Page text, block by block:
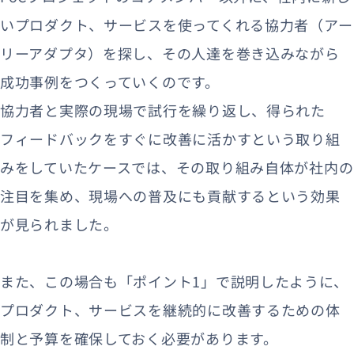
いプロダクト、サービスを使ってくれる協力者（アー
リーアダプタ）を探し、その人達を巻き込みながら
成功事例をつくっていくのです。
協力者と実際の現場で試行を繰り返し、得られた
フィードバックをすぐに改善に活かすという取り組
みをしていたケースでは、その取り組み自体が社内の
注目を集め、現場への普及にも貢献するという効果
が見られました。
また、この場合も「ポイント1」で説明したように、
プロダクト、サービスを継続的に改善するための体
制と予算を確保しておく必要があります。